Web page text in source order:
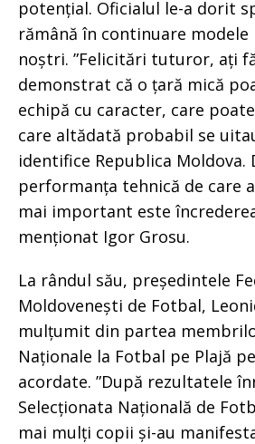
potențial. Oficialul le-a dorit
rămână în continuare
noștri. ”Felicitări tuturor, ați
demonstrat că o țară mică
echipă cu caracter, care
care altădată probabil se
identifice Republica Moldova.
performanța tehnică de care
mai important este
menționat Igor Grosu.
La rândul său, președintele
Moldovenești de Fotbal,
mulțumit din partea
Naționale la Fotbal pe Plajă
acordate. ”După rezultatele
Selecționata Națională de
mai mulți copii și-au